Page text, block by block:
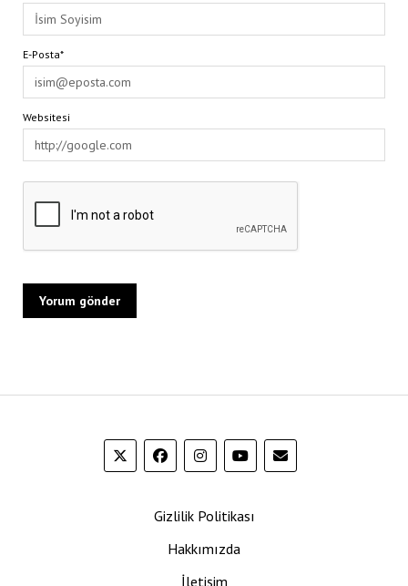
E-Posta*
Websitesi
Gizlilik Politikası
Hakkımızda
İletişim